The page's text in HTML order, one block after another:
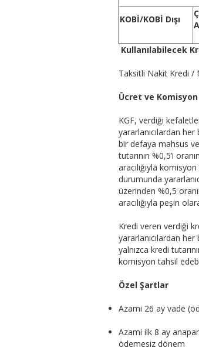
KOBİ/KOBİ Dışı
Kullanılabilecek
Taksitli Nakit Kredi /
Ücret ve Komisyon
KGF, verdiği kefaletler
yararlanıcılardan her
bir defaya mahsus
tutarının %0,5’i
aracılığıyla
durumunda
üzerinden %0,5
aracılığıyla peşin
Kredi veren verdiği
yararlanıcılardan her
yalnızca kredi
komisyon tahsil
Özel Şartlar
Azami 26 ay vade
Azami ilk 8 ay
ödemesiz dönem